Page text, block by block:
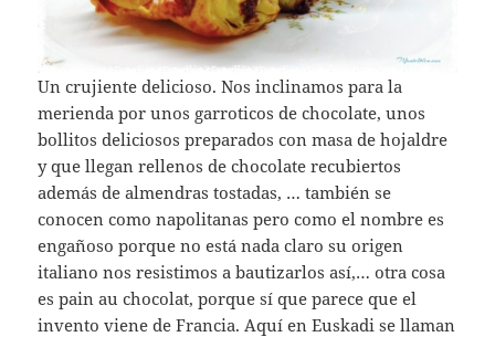
Un crujiente delicioso. Nos inclinamos para la
merienda por unos garroticos de chocolate, unos
bollitos deliciosos preparados con masa de hojaldre
y que llegan rellenos de chocolate recubiertos
además de almendras tostadas, … también se
conocen como napolitanas pero como el nombre es
engañoso porque no está nada claro su origen
italiano nos resistimos a bautizarlos así,… otra cosa
es pain au chocolat, porque sí que parece que el
invento viene de Francia. Aquí en Euskadi se llaman